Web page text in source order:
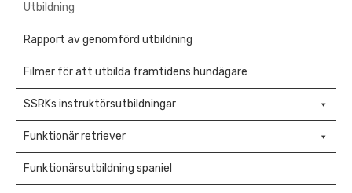
Utbildning
Rapport av genomförd utbildning
Filmer för att utbilda framtidens hundägare
SSRKs instruktörsutbildningar
Funktionär retriever
Funktionärsutbildning spaniel